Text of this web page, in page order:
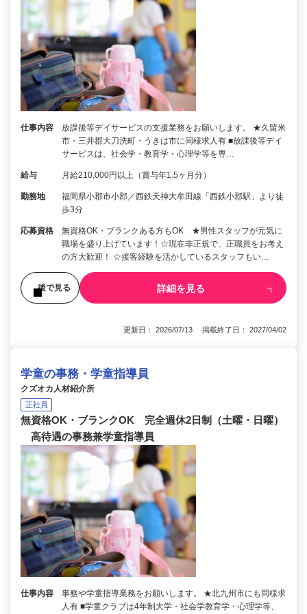
仕事内容
放課後等デイサービスの支援業務をお願いします。 ★久留米
市・三井郡大刀洗町・うきは市に同様求人有 ■放課後等デイ
サービスは、社会学・教育学・心理学等を専…
給与 月給210,000円以上（賞与年1.5ヶ月分）
勤務地
福岡県小郡市小郡／西鉄天神大牟田線「西鉄小郡駅」より徒
歩3分
応募資格
無資格OK・ブランクある方もOK ★男性スタッフが元気に
職場を盛り上げています！☆現在非正規で、正職員をお考え
の方大歓迎！ ☆接客経験を活かしているスタッフもい…
後で見る 詳細を見る
更新日： 2026/07/13 掲載終了日： 2027/04/02
学童の事務・学童指導員
クズオカ人材紹介所
正社員
無資格OK・ブランクOK 完全週休2日制（土曜・日曜）
高待遇の事務兼学童指導員
仕事内容
事務や学童指導業務をお願いします。 ★北九州市にも同様求
人有 ■学童クラブは4年制大学・社会学教育学・心理学等、